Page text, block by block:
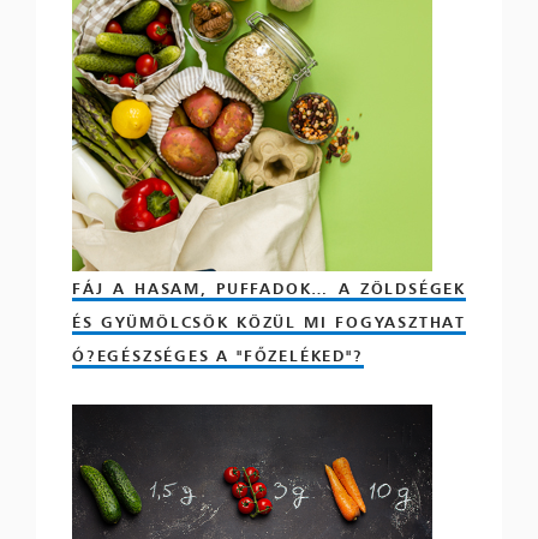
FÁJ A HASAM, PUFFADOK… A ZÖLDSÉGEK
ÉS GYÜMÖLCSÖK KÖZÜL MI FOGYASZTHAT
Ó?EGÉSZSÉGES A "FŐZELÉKED"?